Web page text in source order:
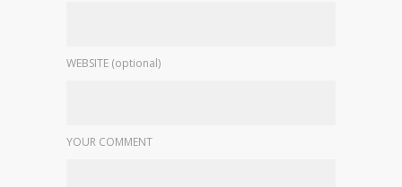
WEBSITE (optional)
YOUR COMMENT